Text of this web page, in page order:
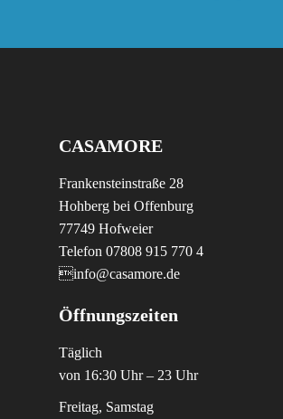
CASAMORE
Frankensteinstraße 28
Hohberg bei Offenburg
77749 Hofweier
Telefon 07808 915 770 4
info@casamore.de
Öffnungszeiten
Täglich
von 16:30 Uhr – 23 Uhr
Freitag, Samstag